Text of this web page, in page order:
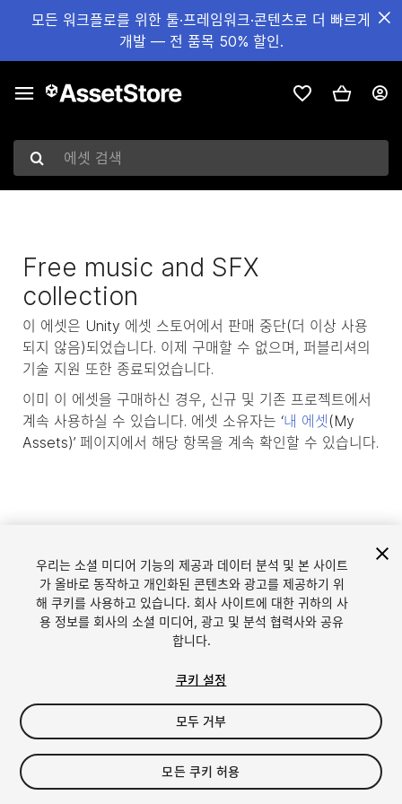
모든 워크플로를 위한 툴·프레임워크·콘텐츠로 더 빠르게
개발 — 전 품목 50% 할인.
에셋 검색
Free music and SFX
collection
이 에셋은 Unity 에셋 스토어에서 판매 중단(더 이상 사용
되지 않음)되었습니다. 이제 구매할 수 없으며, 퍼블리셔의
기술 지원 또한 종료되었습니다.
이미 이 에셋을 구매하신 경우, 신규 및 기존 프로젝트에서
계속 사용하실 수 있습니다. 에셋 소유자는 ‘내 에셋 (My
Assets)’ 페이지에서 해당 항목을 계속 확인할 수 있습니다.
简体中文
日本語
Unity에서 에셋 판매
에셋 등록 가이드라인
퍼블리셔 로그인
자주 묻는 질문
우리는 소셜 미디어 기능의 제공과 데이터 분석 및 본 사이트
가 올바로 동작하고 개인화된 콘텐츠와 광고를 제공하기 위
해 쿠키를 사용하고 있습니다. 회사 사이트에 대한 귀하의 사
용 정보를 회사의 소셜 미디어, 광고 및 분석 협력사와 공유
합니다.
쿠키 설정
모두 거부
모든 쿠키 허용